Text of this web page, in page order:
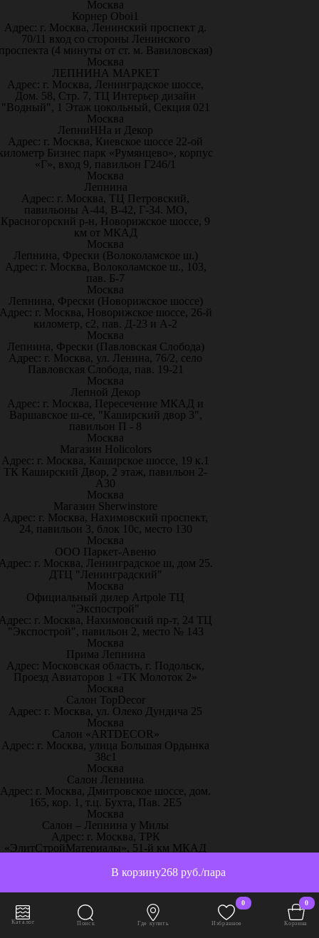
268 руб./пара
В корзину
Москва
Корнер Oboi1
Адрес: г. Москва, Ленинский проспект д.
70/11 вход со стороны Ленинского
(4 минуты от ст. м. Вавиловская)
Москва
ЛЕПНИНА МАРКЕТ
Адрес: г. Москва, Ленинградское шоссе,
Дом. 58, Стр. 7, ТЦ Интерьер дизайн
"Водный", 1 Этаж цокольный, Секция 021
Москва
ЛепниННа и Декор
Адрес: г. Москва, Киевское шоссе 22-ой
Бизнес парк «Румянцево», корпус
«Г», вход 9, павильон Г246/1
Москва
Лепнина
Адрес: г. Москва, ТЦ Петровский,
павильоны А-44, В-42, Г-34. МО,
Красногорский р-н, Новорижское шоссе, 9
км от МКАД
Москва
Лепнина, Фрески (Волоколамское ш.)
Адрес: г. Москва, Волоколамское ш., 103,
пав. Б-7
Москва
Лепнина, Фрески (Новорижское шоссе)
г. Москва, Новорижское шоссе, 26-й
километр, с2, пав. Д-23 и А-2
Москва
Лепнина, Фрески (Павловская Слобода)
Адрес: г. Москва, ул. Ленина, 76/2, село
Павловская Слобода, пав. 19-21
Москва
Лепной Декор
Адрес: г. Москва, Пересечение МКАД и
Варшавское ш-се, "Каширский двор 3",
павильон П - 8
Москва
Магазин Holicolors
Адрес: г. Москва, Каширское шоссе, 19 к.1
ТК Каширский Двор, 2 этаж, павильон 2-
А30
Москва
Магазин Sherwinstore
Адрес: г. Москва, Нахимовский проспект,
24, павильон 3, блок 10с, место 130
Москва
ООО Паркет-Авeню
г. Москва, Ленинградское ш, дом 25.
ДТЦ "Ленинградский"
Москва
Официальный дилер Artpole ТЦ
"Экспострой"
г. Москва, Нахимовский пр-т, 24 ТЦ
"Экспострой", павильон 2, место № 143
Москва
Прима Лепнина
Адрес: Московская область, г. Подольск,
Проезд Авиаторов 1 «ТК Молоток 2»
Москва
Салон TopDecor
Адрес: г. Москва, ул. Олеко Дундича 25
Москва
Салон «ARTDECOR»
Адрес: г. Москва, улица Большая Ордынка
38с1
Москва
Салон Лепнина
Адрес: г. Москва, Дмитровское шоссе, дом.
165, кор. 1, т.ц. Бухта, Пав. 2Е5
Москва
Салон – Лепнина у Милы
Адрес: г. Москва, ТРК
«ЭлитСтройМатериалы», 51-й км МКАД
павильон С13
Творческий дом «Красота и уют»
Адрес: г. Москва, ул. Рябиновая, 41, ЭДЦ
Madex (2 этаж прямо от эскалатора эксп. 2-
27, 2-28)
Каталог Поиск Где купить
0
Избранное
0
Корзина